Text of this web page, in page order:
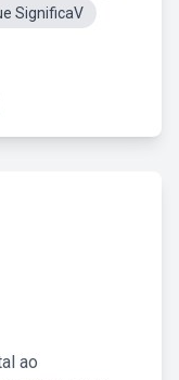
SignificaV
ao